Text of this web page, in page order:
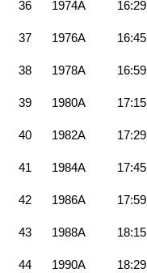
36 1974A 16:29
37 1976A 16:45
38 1978A 16:59
39 1980A 17:15
40 1982A 17:29
41 1984A 17:45
42 1986A 17:59
43 1988A 18:15
44 1990A 18:29